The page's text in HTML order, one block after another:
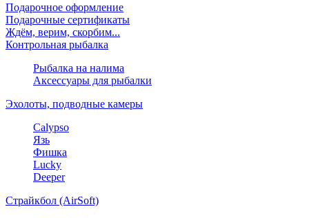
Подарочное оформление
Подарочные сертификаты
Ждём, верим, скорбим...
Контрольная рыбалка
Рыбалка на налима
Аксессуары для рыбалки
Эхолоты, подводные камеры
Calypso
Язь
Фишка
Lucky
Deeper
Страйкбол (AirSoft)